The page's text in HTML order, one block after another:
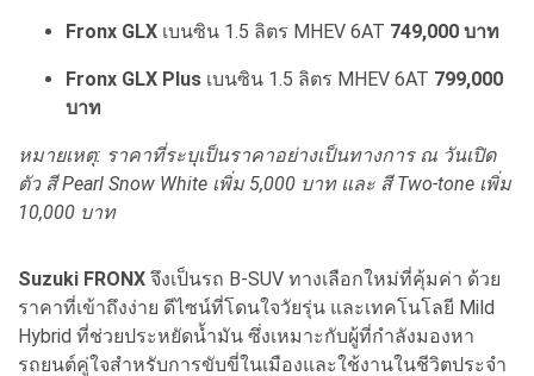
Fronx GLX เบนซิน 1.5 ลิตร MHEV 6AT 749,000 บาท
Fronx GLX Plus เบนซิน 1.5 ลิตร MHEV 6AT 799,000
บาท
หมายเหตุ: ราคาที่ระบุเป็นราคาอย่างเป็นทางการ ณ วันเปิด
ตัว สี Pearl Snow White เพิ่ม 5,000 บาท และ สี Two-tone เพิ่ม
10,000 บาท
Suzuki FRONX จึงเป็นรถ B-SUV ทางเลือกใหม่ที่คุ้มค่า ด้วย
ราคาที่เข้าถึงง่าย ดีไซน์ที่โดนใจวัยรุ่น และเทคโนโลยี Mild
Hybrid ที่ช่วยประหยัดน้ำมัน ซึ่งเหมาะกับผู้ที่กำลังมองหา
รถยนต์คู่ใจสำหรับการขับขี่ในเมืองและใช้งานในชีวิตประจำ